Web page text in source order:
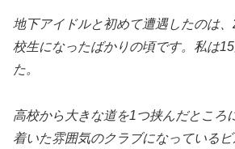
地下アイドルと初めて遭遇したのは
校生になったばかりの頃です。私は
た。
高校から大きな道を1つ挟んだところ
着いた雰囲気のクラブになっている